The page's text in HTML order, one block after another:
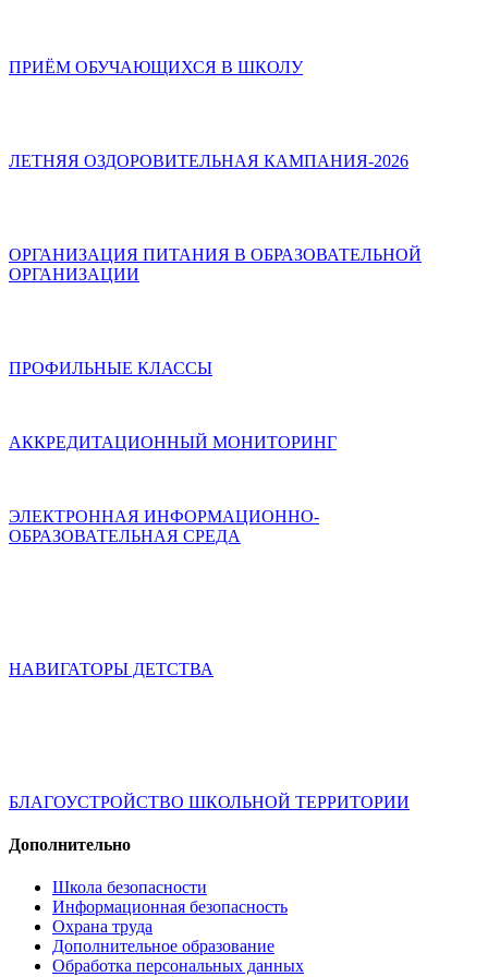
ПРИЁМ ОБУЧАЮЩИХСЯ В ШКОЛУ
ЛЕТНЯЯ ОЗДОРОВИТЕЛЬНАЯ КАМПАНИЯ-2026
ОРГАНИЗАЦИЯ ПИТАНИЯ В ОБРАЗОВАТЕЛЬНОЙ
ОРГАНИЗАЦИИ
ПРОФИЛЬНЫЕ КЛАССЫ
АККРЕДИТАЦИОННЫЙ МОНИТОРИНГ
ЭЛЕКТРОННАЯ ИНФОРМАЦИОННО-
ОБРАЗОВАТЕЛЬНАЯ СРЕДА
НАВИГАТОРЫ ДЕТСТВА
БЛАГОУСТРОЙСТВО ШКОЛЬНОЙ ТЕРРИТОРИИ
Дополнительно
Школа безопасности
Информационная безопасность
Охрана труда
Дополнительное образование
Обработка персональных данных